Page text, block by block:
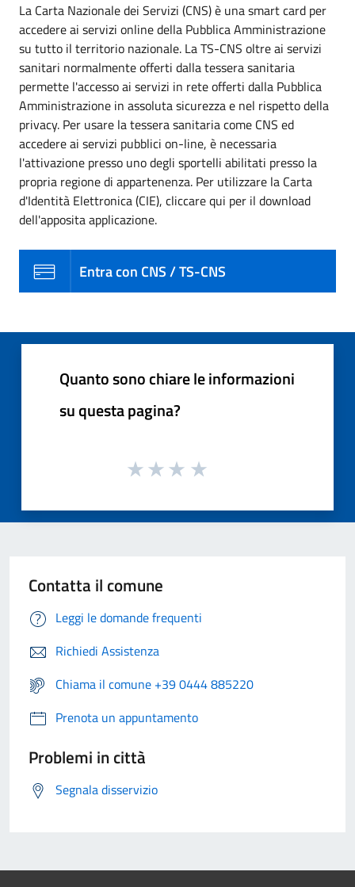
La Carta Nazionale dei Servizi (CNS) è una smart card per
accedere ai servizi online della Pubblica Amministrazione
su tutto il territorio nazionale. La TS-CNS oltre ai servizi
sanitari normalmente offerti dalla tessera sanitaria
permette l'accesso ai servizi in rete offerti dalla Pubblica
Amministrazione in assoluta sicurezza e nel rispetto della
privacy. Per usare la tessera sanitaria come CNS ed
accedere ai servizi pubblici on-line, è necessaria
l'attivazione presso uno degli sportelli abilitati presso la
propria regione di appartenenza. Per utilizzare la Carta
d'Identità Elettronica (CIE), cliccare qui per il download
dell'apposita applicazione.
Entra con CNS / TS-CNS
Quanto sono chiare le informazioni
su questa pagina?
Contatta il comune
Leggi le domande frequenti
Richiedi Assistenza
Chiama il comune +39 0444 885220
Prenota un appuntamento
Problemi in città
Segnala disservizio